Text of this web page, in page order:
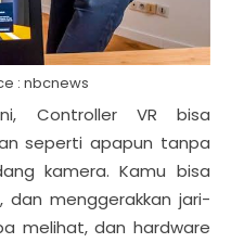
: nbcnews
Controller VR bisa
seperti apapun tanpa
kamera. Kamu bisa
dan menggerakkan jari-
melihat, dan hardware